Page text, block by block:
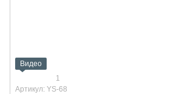
Видео
1
Артикул: YS-68